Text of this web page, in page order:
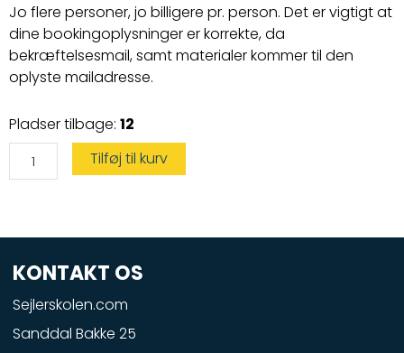
Jo flere personer, jo billigere pr. person. Det er vigtigt at
dine bookingoplysninger er korrekte, da
bekræftelsesmail, samt materialer kommer til den
oplyste mailadresse.
Pladser tilbage: 12
Speedbådskørekort
antal
Tilføj til kurv
KONTAKT OS
Sejlerskolen.com
Sanddal Bakke 25